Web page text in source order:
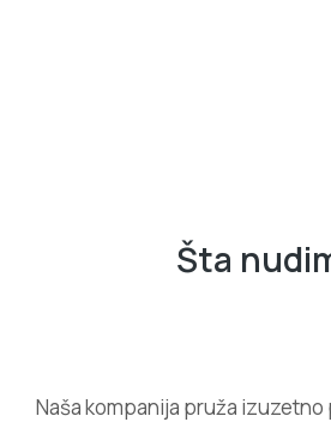
Šta
Naša kompanija pruža